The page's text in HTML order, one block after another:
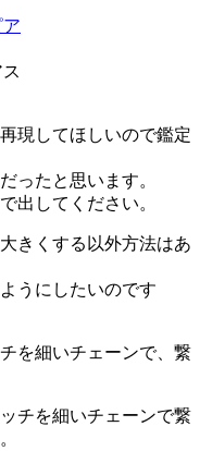
ス
現してほしいので鑑定
ったと思います。
出してください。
きくする以外方法はあ
うにしたいのです
を細いチェーンで、繋
チを細いチェーンで繋